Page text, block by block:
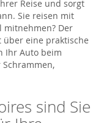
Reise und sorgt
Sie reisen mit
Der
über eine praktische
Ihr Auto beim
sind Sie